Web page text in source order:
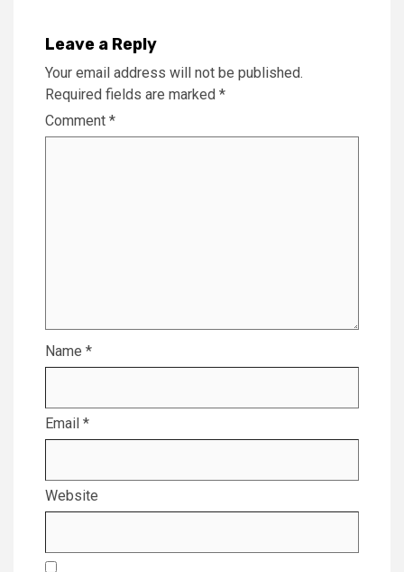
Leave a Reply
Your email address will not be published.
Required fields are marked *
Comment *
Name *
Email *
Website